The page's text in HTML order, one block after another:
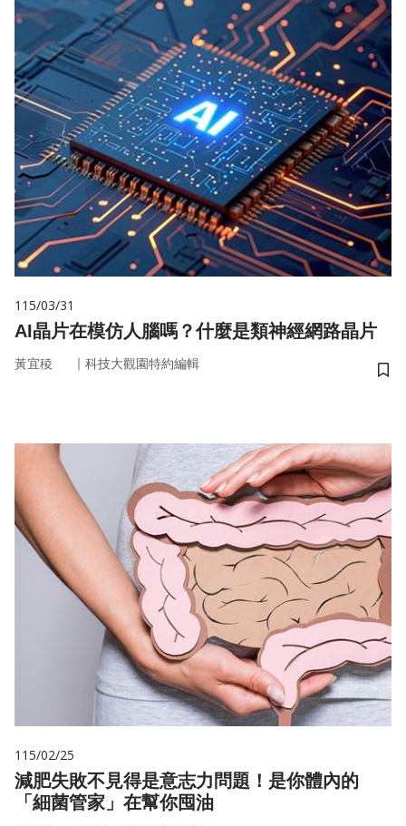
115/03/31
AI晶片在模仿人腦嗎？什麼是類神經網路晶片
黃宜稜 ｜ 科技大觀園特約編輯
儲
115/02/25
減肥失敗不見得是意志力問題！是你體內的
「細菌管家」在幫你囤油